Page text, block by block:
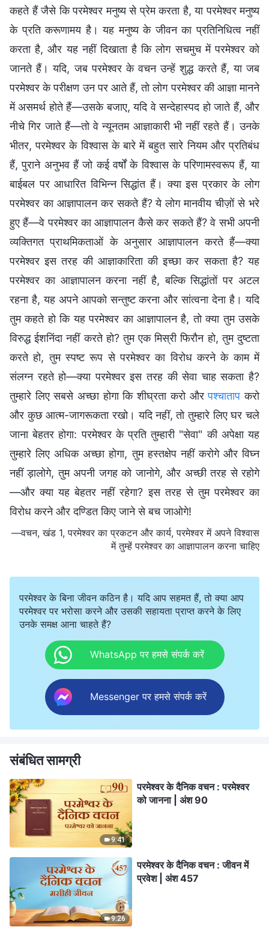
कहते हैं जैसे कि परमेश्वर मनुष्य से प्रेम करता है, या परमेश्वर मनुष्य
के प्रति करूणामय है। यह मनुष्य के जीवन का प्रतिनिधित्व नहीं
करता है, और यह नहीं दिखाता है कि लोग सचमुच में परमेश्वर को
जानते हैं। यदि, जब परमेश्वर के वचन उन्हें शुद्ध करते हैं, या जब
परमेश्वर के परीक्षण उन पर आते हैं, तो लोग परमेश्वर की आज्ञा मानने
में असमर्थ होते हैं—उसके बजाए, यदि वे सन्देहास्पद हो जाते हैं, और
नीचे गिर जाते हैं—तो वे न्यूनतम आज्ञाकारी भी नहीं रहते हैं। उनके
भीतर, परमेश्वर के विश्वास के बारे में बहुत सारे नियम और प्रतिबंध
हैं, पुराने अनुभव हैं जो कई वर्षों के विश्वास के परिणामस्वरूप हैं, या
बाईबल पर आधारित विभिन्न सिद्धांत हैं। क्या इस प्रकार के लोग
परमेश्वर का आज्ञापालन कर सकते हैं? ये लोग मानवीय चीज़ों से भरे
हुए हैं—वे परमेश्वर का आज्ञापालन कैसे कर सकते हैं? वे सभी अपनी
व्यक्तिगत प्राथमिकताओं के अनुसार आज्ञापालन करते हैं—क्या
परमेश्वर इस तरह की आज्ञाकारिता की इच्छा कर सकता है? यह
परमेश्वर का आज्ञापालन करना नहीं है, बल्कि सिद्धांतों पर अटल
रहना है, यह अपने आपको सन्तुष्ट करना और सांत्वना देना है। यदि
तुम कहते हो कि यह परमेश्वर का आज्ञापालन है, तो क्या तुम उसके
विरुद्ध ईशनिंदा नहीं करते हो? तुम एक मिस्री फिरौन हो, तुम दुष्टता
करते हो, तुम स्पष्ट रूप से परमेश्वर का विरोध करने के काम में
संलग्न रहते हो—क्या परमेश्वर इस तरह की सेवा चाह सकता है?
तुम्हारे लिए सबसे अच्छा होगा कि शीघ्रता करो औरपश्चाताप करो
और कुछ आत्म-जागरूकता रखो। यदि नहीं, तो तुम्हारे लिए घर चले
जाना बेहतर होगा: परमेश्वर के प्रति तुम्हारी "सेवा" की अपेक्षा यह
तुम्हारे लिए अधिक अच्छा होगा, तुम हस्तक्षेप नहीं करोगे और विघ्न
नहीं ड़ालोगे, तुम अपनी जगह को जानोगे, और अच्छी तरह से रहोगे
—और क्या यह बेहतर नहीं रहेगा? इस तरह से तुम परमेश्वर का
विरोध करने और दण्डित किए जाने से बच जाओगे!
—वचन, खंड 1, परमेश्वर का प्रकटन और कार्य, परमेश्वर में अपने विश्वास
में तुम्हें परमेश्वर का आज्ञापालन करना चाहिए
परमेश्वर के बिना जीवन कठिन है। यदि आप सहमत हैं, तो क्या आप
परमेश्वर पर भरोसा करने और उसकी सहायता प्राप्त करने के लिए
उनके समक्ष आना चाहते हैं?
WhatsApp पर हमसे संपर्क करें
Messenger पर हमसे संपर्क करें
संबंधित सामग्री
9:41
परमेश्वर के दैनिक वचन : परमेश्वर
को जानना | अंश 90
9:26
परमेश्वर के दैनिक वचन : जीवन में
प्रवेश | अंश 457